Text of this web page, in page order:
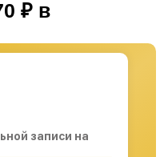
₽ в
записи на